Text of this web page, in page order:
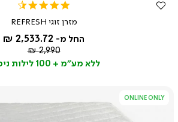
rating
מזרן זוגי REFRESH
החל מ- 2,533.72 ₪
מחיר
רגיל
2,990 ₪
ללא מע"מ + 100 לילות ניסיון
ONLINE ONLY